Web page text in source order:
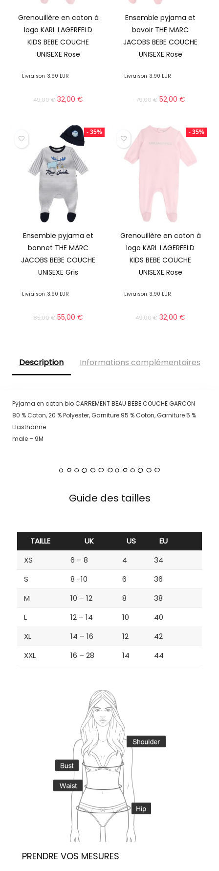
Grenouillère en coton à
logo KARL LAGERFELD
KIDS BEBE COUCHE
UNISEXE Rose
Livraison 3.90 EUR
49,00€ 32,00€
Ensemble pyjama et
bavoir THE MARC
JACOBS BEBE COUCHE
UNISEXE Rose
Livraison 3.90 EUR
79,00€ 52,00 €
- 35%
Ensemble pyjama et
bonnet THE MARC
JACOBS BEBE COUCHE
UNISEXE Gris
Livraison 3.90 EUR
85,00€ 55,00€
- 35%
Grenouillère en coton à
logo KARL LAGERFELD
KIDS BEBE COUCHE
UNISEXE Rose
Livraison 3.90 EUR
49,00€ 32,00€
Description Informations complémentaires
Pyjama en coton bio CARREMENT BEAU BEBE COUCHE GARCON
80 % Coton, 20 % Polyester, Garniture 95 % Coton, Garniture 5 %
Elasthanne
male – 9M
Guide des tailles
TAILLE UK US
EU
XS
6 – 8 4
34
S
8 -10 6
36
M
10 – 12 8
38
L
12 – 14 10
40
XL
14 – 16 12
42
XXL
16 – 28 14 44
PRENDRE VOS MESURES